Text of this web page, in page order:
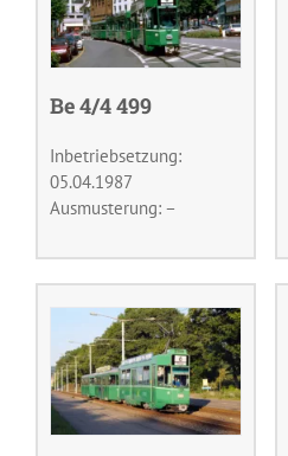
Be 4/4 499
Inbetriebsetzung:
05.04.1987
Ausmusterung: –